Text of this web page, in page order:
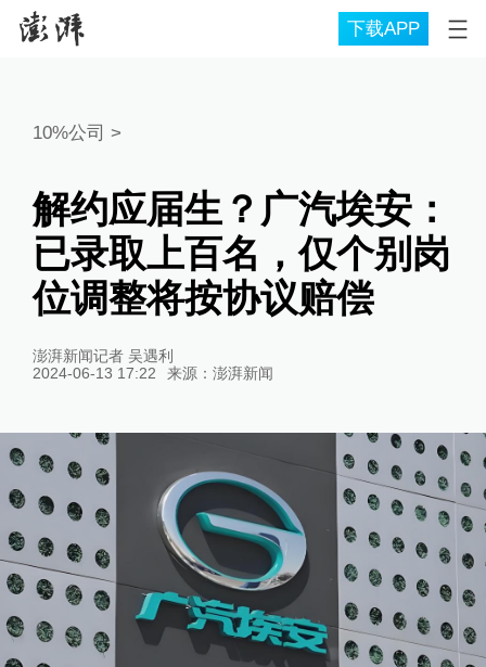
下载APP
10%公司 >
解约应届生？广汽埃安：
已录取上百名，仅个别岗
位调整将按协议赔偿
澎湃新闻记者 吴遇利
2024-06-13 17:22
来源： 澎湃新闻